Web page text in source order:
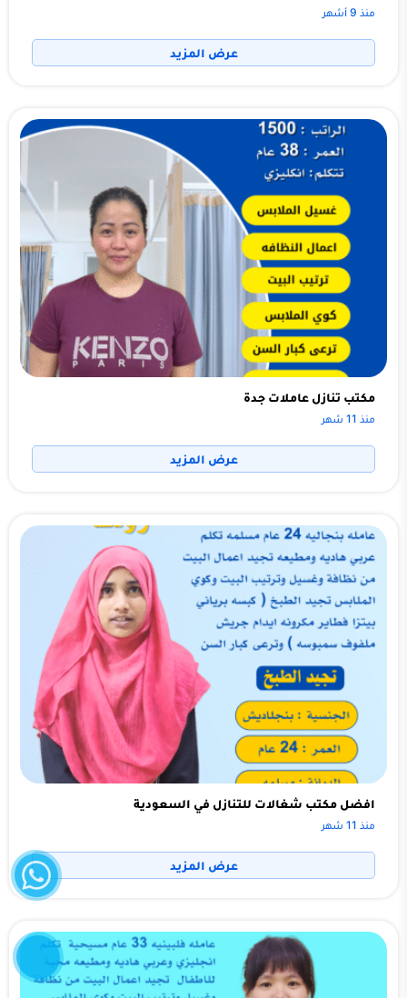
منذ 9 أشهر
عرض المزيد
مكتب تنازل عاملات جدة
منذ 11 شهر
عرض المزيد
افضل مكتب شغالات للتنازل في السعودية
منذ 11 شهر
عرض المزيد
الآن